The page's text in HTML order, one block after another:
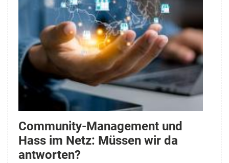
Community-Management und
Hass im Netz: Müssen wir da
antworten?